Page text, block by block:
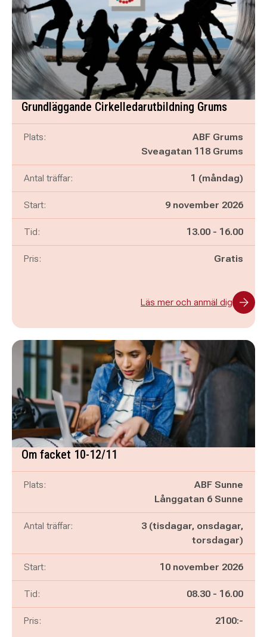
Grundläggande Cirkelledarutbildning Grums
Plats:
ABF Grums
Sveagatan 118 Grums
Antal träffar: 1 (måndag)
Start: 9 november 2026
Tid: Pågår mellan
13.00 - och
16.00
Pris: Gratis
Läs mer och anmäl dig
Om facket 10-12/11
Plats:
ABF Sunne
Långgatan 6 Sunne
Antal träffar:
3 (tisdagar, onsdagar,
torsdagar)
Start: 10 november 2026
Tid: Pågår mellan
08.30 - och
16.00
Pris: 2100:-